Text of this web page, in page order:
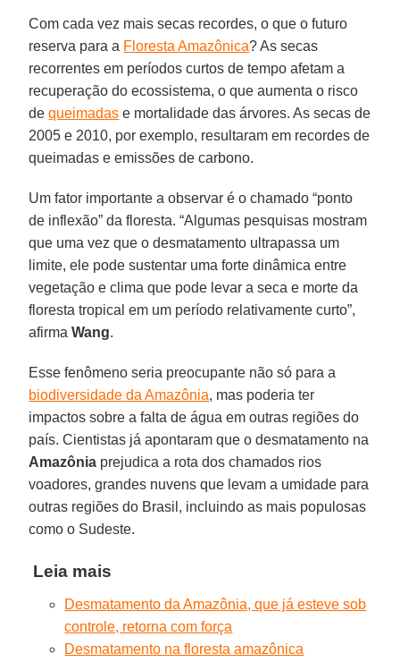
Com cada vez mais secas recordes, o que o futuro
reserva para a Floresta Amazônica? As secas
recorrentes em períodos curtos de tempo afetam a
recuperação do ecossistema, o que aumenta o risco
dequeimadas e mortalidade das árvores. As secas de
2005 e 2010, por exemplo, resultaram em recordes de
queimadas e emissões de carbono.
Um fator importante a observar é o chamado “ponto
de inflexão” da floresta. “Algumas pesquisas mostram
que uma vez que o desmatamento ultrapassa um
limite, ele pode sustentar uma forte dinâmica entre
vegetação e clima que pode levar a seca e morte da
floresta tropical em um período relativamente curto”,
afirmaWang.
Esse fenômeno seria preocupante não só para a
biodiversidade da Amazônia, mas poderia ter
impactos sobre a falta de água em outras regiões do
país. Cientistas já apontaram que o desmatamento na
Amazônia prejudica a rota dos chamados rios
voadores, grandes nuvens que levam a umidade para
outras regiões do Brasil, incluindo as mais populosas
como o Sudeste.
Leia mais
Desmatamento da Amazônia, que já esteve sob
controle, retorna com força
Desmatamento na floresta amazônica